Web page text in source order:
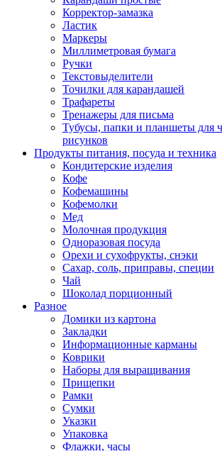
Корректор-замазка
Ластик
Маркеры
Миллиметровая бумага
Ручки
Текстовыделители
Точилки для карандашей
Трафареты
Тренажеры для письма
Тубусы, папки и планшеты для
рисунков
Продукты питания, посуда и техника
Кондитерские изделия
Кофе
Кофемашины
Кофемолки
Мед
Молочная продукция
Одноразовая посуда
Орехи и сухофрукты, снэки
Сахар, соль, приправы, специи
Чай
Шоколад порционный
Разное
Домики из картона
Закладки
Информационные карманы
Коврики
Наборы для выращивания
Прищепки
Рамки
Сумки
Указки
Упаковка
Флажки, часы